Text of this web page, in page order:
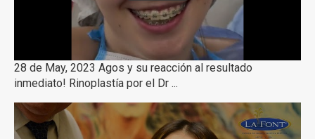
28 de May, 2023 Agos y su reacción al resultado
inmediato! Rinoplastía por el Dr ...